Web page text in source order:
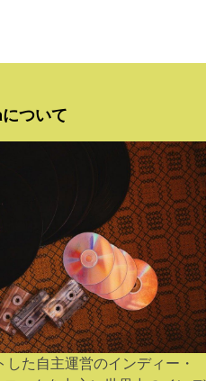
ついて
した自主運営のインディー・